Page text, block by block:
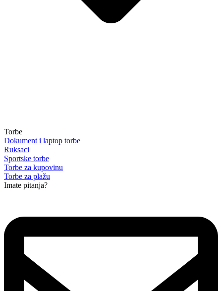
Torbe
Dokument i laptop torbe
Ruksaci
Sportske torbe
Torbe za kupovinu
Torbe za plažu
Imate pitanja?